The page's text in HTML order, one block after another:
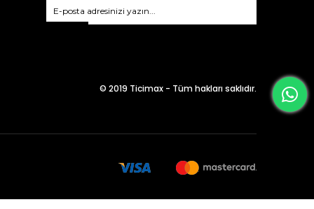
© 2019 Ticimax - Tüm hakları saklıdır.